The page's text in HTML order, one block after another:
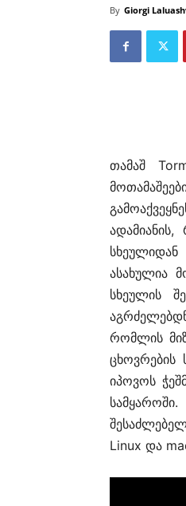
By Giorgi
თამაშ
ასახულია
სხეულის
რომლის
ცხოვრების
იპოვოს
Linux და